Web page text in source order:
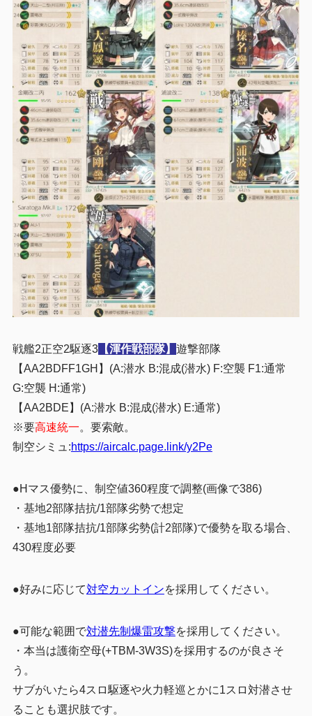
戦艦2正空2駆逐3【渾作戦部隊】 遊撃部隊
【AA2BDFF1GH】(A:潜水 B:混成(潜水) F:空襲 F1:通常
G:空襲 H:通常)
【AA2BDE】(A:潜水 B:混成(潜水) E:通常)
※要高速統一。要索敵。
制空シミュ:https://aircalc.page.link/y2Pe
●Hマス優勢に、制空値360程度で調整(画像で386)
・基地2部隊拮抗/1部隊劣勢で想定
・基地1部隊拮抗/1部隊劣勢(計2部隊)で優勢を取る場合、
430程度必要
●好みに応じて対空カットインを採用してください。
●可能な範囲で対潜先制爆雷攻撃を採用してください。
・本当は護衛空母(+TBM-3W3S)を採用するのが良さそ
う。
サブがいたら4スロ駆逐や火力軽巡とかに1スロ対潜させ
ることも選択肢です。